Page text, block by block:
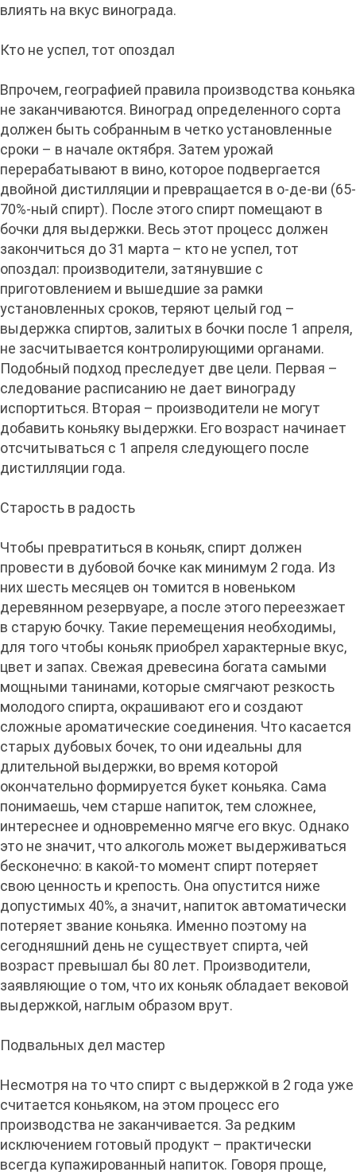
влиять на вкус винограда.
Кто не успел, тот опоздал
Впрочем, географией правила производства коньяка
не заканчиваются. Виноград определенного сорта
должен быть собранным в четко установленные
сроки – в начале октября. Затем урожай
перерабатывают в вино, которое подвергается
двойной дистилляции и превращается в о-де-ви (65-
70%-ный спирт). После этого спирт помещают в
бочки для выдержки. Весь этот процесс должен
закончиться до 31 марта – кто не успел, тот
опоздал: производители, затянувшие с
приготовлением и вышедшие за рамки
установленных сроков, теряют целый год –
выдержка спиртов, залитых в бочки после 1 апреля,
не засчитывается контролирующими органами.
Подобный подход преследует две цели. Первая –
следование расписанию не дает винограду
испортиться. Вторая – производители не могут
добавить коньяку выдержки. Его возраст начинает
отсчитываться с 1 апреля следующего после
дистилляции года.
Старость в радость
Чтобы превратиться в коньяк, спирт должен
провести в дубовой бочке как минимум 2 года. Из
них шесть месяцев он томится в новеньком
деревянном резервуаре, а после этого переезжает
в старую бочку. Такие перемещения необходимы,
для того чтобы коньяк приобрел характерные вкус,
цвет и запах. Свежая древесина богата самыми
мощными танинами, которые смягчают резкость
молодого спирта, окрашивают его и создают
сложные ароматические соединения. Что касается
старых дубовых бочек, то они идеальны для
длительной выдержки, во время которой
окончательно формируется букет коньяка. Сама
понимаешь, чем старше напиток, тем сложнее,
интереснее и одновременно мягче его вкус. Однако
это не значит, что алкоголь может выдерживаться
бесконечно: в какой-то момент спирт потеряет
свою ценность и крепость. Она опустится ниже
допустимых 40%, а значит, напиток автоматически
потеряет звание коньяка. Именно поэтому на
сегодняшний день не существует спирта, чей
возраст превышал бы 80 лет. Производители,
заявляющие о том, что их коньяк обладает вековой
выдержкой, наглым образом врут.
Подвальных дел мастер
Несмотря на то что спирт с выдержкой в 2 года уже
считается коньяком, на этом процесс его
производства не заканчивается. За редким
исключением готовый продукт – практически
всегда купажированный напиток. Говоря проще,